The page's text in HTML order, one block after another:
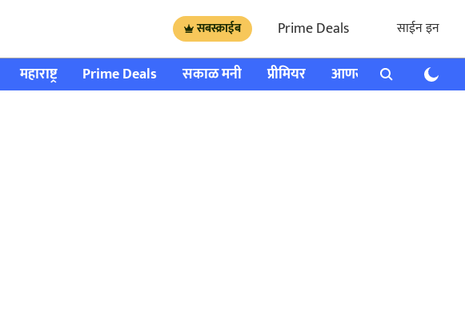
सबस्क्राईब Prime Deals साईन इन
महाराष्ट्र Prime Deals सकाळ मनी प्रीमियर आणखी राशी भविष्य